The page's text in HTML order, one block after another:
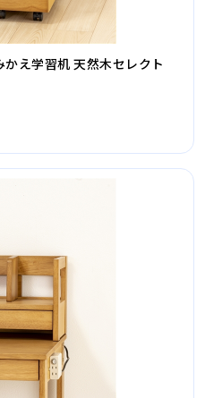
え学習机 天然木セレクト